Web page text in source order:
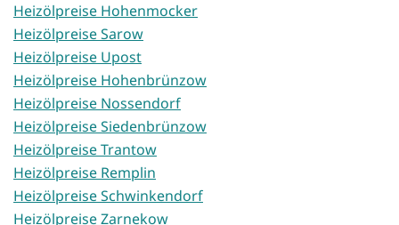
Heizölpreise Hohenmocker
Heizölpreise Sarow
Heizölpreise Upost
Heizölpreise Hohenbrünzow
Heizölpreise Nossendorf
Heizölpreise Siedenbrünzow
Heizölpreise Trantow
Heizölpreise Remplin
Heizölpreise Schwinkendorf
Heizölpreise Zarnekow